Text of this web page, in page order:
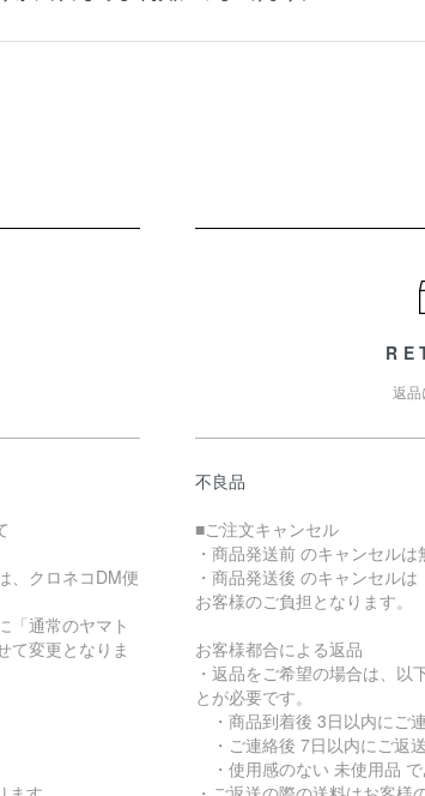
、クロネコDM便
「通常のヤマト
て変更となりま
返品
不良品
■ご注文キャンセル
・商品発送前 のキャンセルは
・商品発送後 のキャンセル
お客様のご負担となります。
お客様都合による返品
・返品をご希望の場合は、以
とが必要です。
・商品到着後 3日以内にご
・ご連絡後 7日以内にご返
・使用感のない 未使用品 で